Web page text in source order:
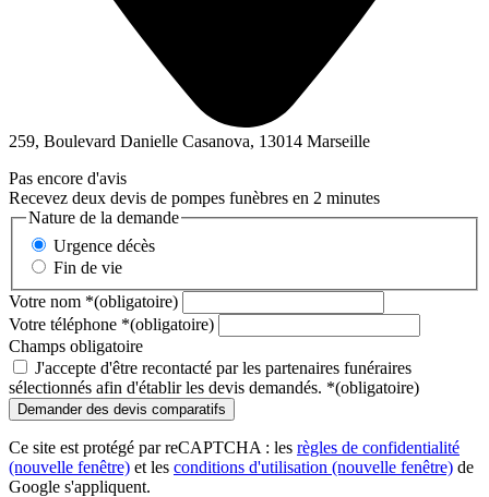
259, Boulevard Danielle Casanova, 13014 Marseille
Pas encore d'avis
Recevez deux devis de pompes funèbres en 2 minutes
Nature de la demande
Urgence décès
Fin de vie
Votre nom *(obligatoire)
Votre téléphone *(obligatoire)
Champs obligatoire
J'accepte d'être recontacté par les partenaires funéraires
sélectionnés afin d'établir les devis demandés. *(obligatoire)
Ce site est protégé par reCAPTCHA : les règles de confidentialité
(nouvelle fenêtre) et les conditions d'utilisation (nouvelle fenêtre) de
Google s'appliquent.